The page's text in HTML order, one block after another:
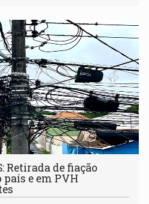
Retirada de fiação
e em PVH